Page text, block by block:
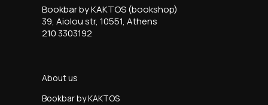
Bookbar by KAKTOS (bookshop)
39, Aiolou str, 10551, Athens
210 3303192
About us
Bookbar by KAKTOS